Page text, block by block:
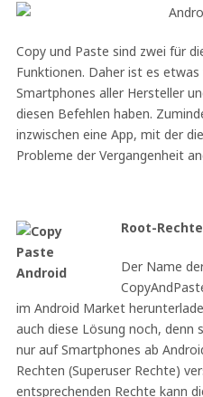
Copy und Paste sind zwei für
Funktionen. Daher ist es etwas
Smartphones aller Hersteller
diesen Befehlen haben.
inzwischen eine App, mit der
Probleme der Vergangenheit
Root-
Der Name
im Android Market
auch diese Lösung noch, denn
nur auf Smartphones ab
Rechten (Superuser Rechte)
entsprechenden Rechte kann